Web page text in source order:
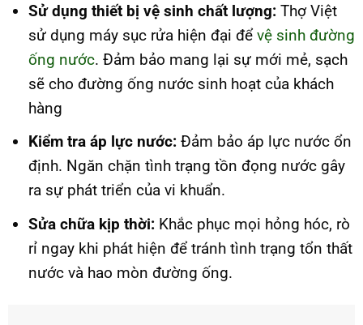
Sử dụng thiết bị vệ sinh chất lượng:Thợ Việt
sử dụng máy sục rửa hiện đại để vệ sinh đường
ống nước. Đảm bảo mang lại sự mới mẻ, sạch
sẽ cho đường ống nước sinh hoạt của khách
hàng
Kiểm tra áp lực nước:Đảm bảo áp lực nước ổn
định. Ngăn chặn tình trạng tồn đọng nước gây
ra sự phát triển của vi khuẩn.
Sửa chữa kịp thời:Khắc phục mọi hỏng hóc, rò
rỉ ngay khi phát hiện để tránh tình trạng tổn thất
nước và hao mòn đường ống.